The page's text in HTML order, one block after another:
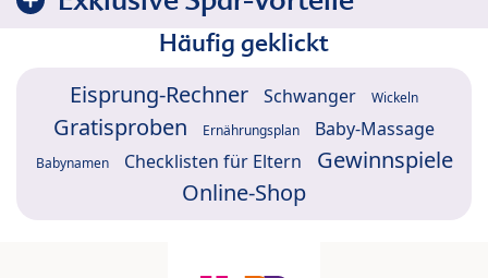
Häufig geklickt
Eisprung-Rechner Schwanger Wickeln
Gratisproben Ernährungsplan Baby-Massage
Babynamen Checklisten für Eltern
Gewinnspiele
Online-Shop